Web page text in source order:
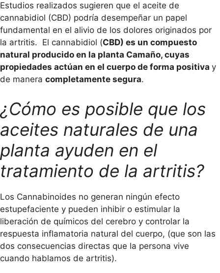
Estudios realizados sugieren que el aceite de
cannabidiol (CBD) podría desempeñar un papel
fundamental en el alivio de los dolores originados por
la artritis. El cannabidiol (CBD) es un compuesto
natural producido en la planta Camaño, cuyas
propiedades actúan en el cuerpo de forma positiva y
de manera completamente segura.
¿Cómo es posible que los
aceites naturales de una
planta ayuden en el
tratamiento de la artritis?
Los Cannabinoides no generan ningún efecto
estupefaciente y pueden inhibir o estimular la
liberación de químicos del cerebro y controlar la
respuesta inflamatoria natural del cuerpo, (que son las
dos consecuencias directas que la persona vive
cuando hablamos de artritis).